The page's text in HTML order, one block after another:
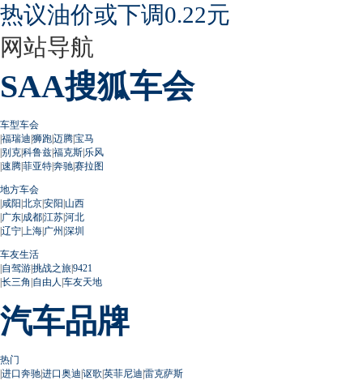
热议油价或下调0.22元
网站导航
SAA搜狐车会
车型车会
|福瑞迪|狮跑|迈腾|宝马
|别克|科鲁兹|福克斯|乐风
|速腾|菲亚特|奔驰|赛拉图
地方车会
|咸阳|北京|安阳|山西
|广东|成都|江苏|河北
|辽宁| 上海|广州 |深圳
车友生活
|自驾游|挑战之旅|9421
|长三角 |自由人 |车友天地
汽车品牌
热门
|进口奔驰|进口奥迪|讴歌|英菲尼迪|雷克萨斯